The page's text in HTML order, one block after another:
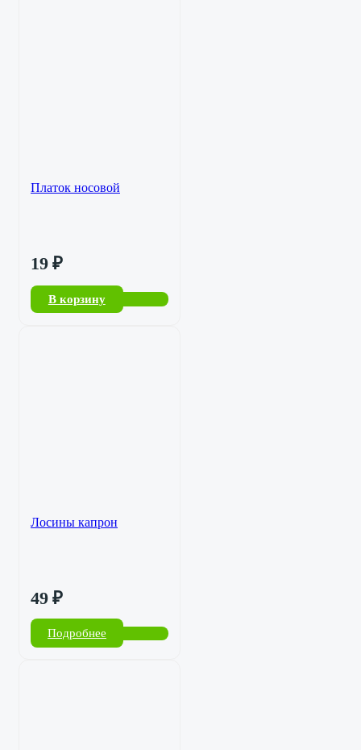
Платок носовой
19 ₽
В корзину
Лосины капрон
49 ₽
Подробнее